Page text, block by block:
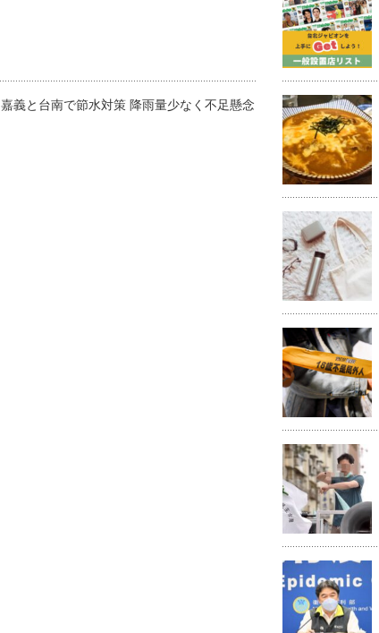
嘉義と台南で節水対策 降雨量少なく不足懸念